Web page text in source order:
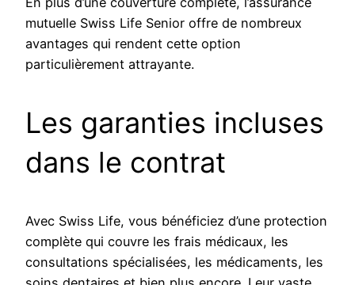
mutuelle Swiss Life Senior offre de nombreux
avantages qui rendent cette option
particulièrement attrayante.
Les garanties incluses
dans le contrat
Avec Swiss Life, vous bénéficiez d’une protection
complète qui couvre les frais médicaux, les
consultations spécialisées, les médicaments, les